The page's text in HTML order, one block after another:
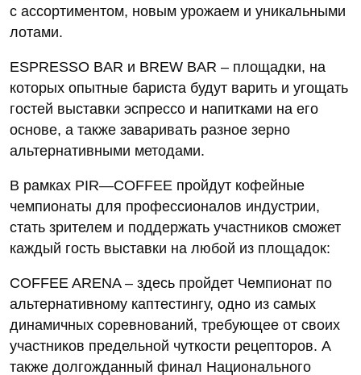
с ассортиментом, новым урожаем и уникальными
лотами.
ESPRESSO BAR и BREW BAR – площадки, на
которых опытные бариста будут варить и угощать
гостей выставки эспрессо и напитками на его
основе, а также заваривать разное зерно
альтернативными методами.
В рамках PIR—COFFEE пройдут кофейные
чемпионаты для профессионалов индустрии,
стать зрителем и поддержать участников сможет
каждый гость выставки на любой из площадок:
COFFEE ARENA – здесь пройдет Чемпионат по
альтернативному каптестингу, одно из самых
динамичных соревнований, требующее от своих
участников предельной чуткости рецепторов. А
также долгожданный финал Национального